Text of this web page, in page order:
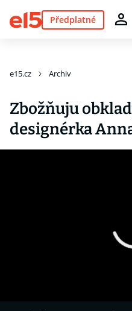
Předplatné
e15.cz Archiv
Zbožňuju
designérka